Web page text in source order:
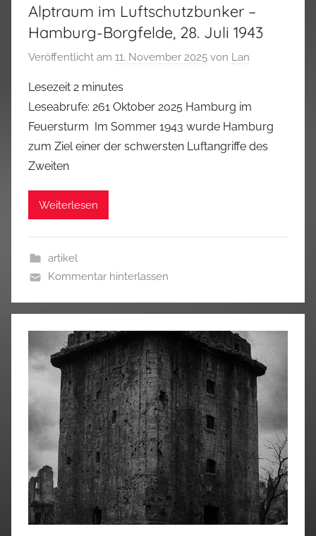
Alptraum im Luftschutzbunker –
Hamburg-Borgfelde, 28. Juli 1943
Veröffentlicht am 11. November 2025 von Lan
Lesezeit 2 minutes
Leseabrufe: 261 Oktober 2025 Hamburg im
Feuersturm Im Sommer 1943 wurde Hamburg
zum Ziel einer der schwersten Luftangriffe des
Zweiten
Weiterlesen
artikel
Kommentar hinterlassen